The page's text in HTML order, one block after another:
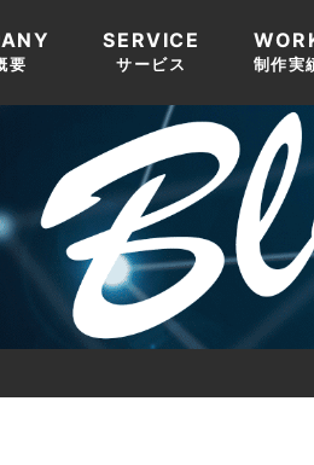
要
SERVICE
サービス 制作実